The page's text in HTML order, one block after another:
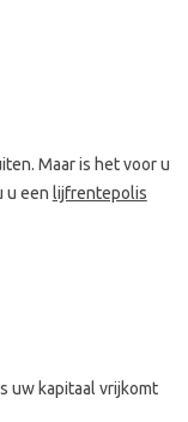
Maar is het voor u
u een lijfrentepolis
uw kapitaal vrijkomt